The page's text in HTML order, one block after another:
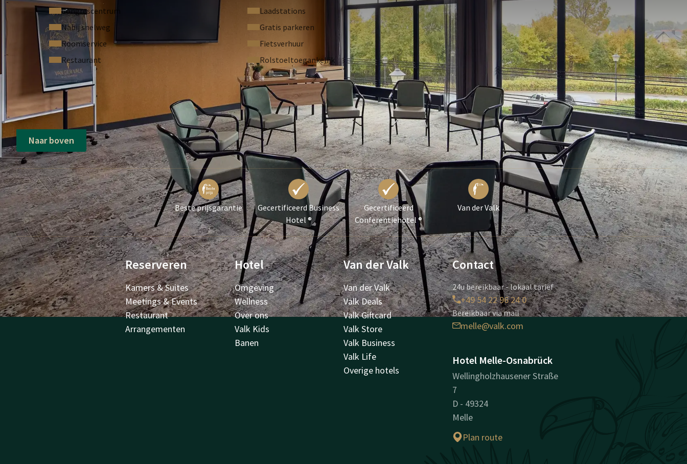
Congrescentrum
Laadstations
Nabij snelweg
Gratis parkeren
Roomservice
Fietsverhuur
Restaurant
Rolstoeltoegankelijk
Naar boven
Beste prijsgarantie
Gecertificeerd Business
Hotel ®
Gecertificeerd
Conferentiehotel ®
Van der Valk
Reserveren
Kamers & Suites
Meetings & Events
Restaurant
Arrangementen
Hotel
Omgeving
Wellness
Over ons
Valk Kids
Banen
Van der Valk
Van der Valk
Valk Deals
Valk Giftcard
Valk Store
Valk Business
Valk Life
Overige hotels
Contact
24u bereikbaar - lokaal tarief
+49 54 22 96 24 0
Bereikbaar via mail
melle@valk.com
Hotel Melle-Osnabrück
Wellingholzhausener Straße
7
D - 49324
Melle
Plan route